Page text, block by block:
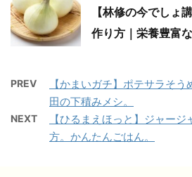
【林修の今でしょ
作り方｜栄養豊富
PREV
【かまいガチ】ポテサラそ
田の下積みメシ。
NEXT
【ひるまえほっと】ジャー
方。かんたんごはん。